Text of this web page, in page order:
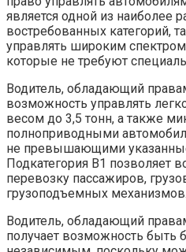
является одной из наиболее
востребованных категорий,
управлять широким
которые не требуют
Водитель, обладающий
возможность управлять
весом до 3,5 тонн, а также
полноприводными
не превышающими
Подкатегория B1 позволяет
перевозку пассажиров,
грузоподъемных механизмов.
Водитель, обладающий
получает возможность